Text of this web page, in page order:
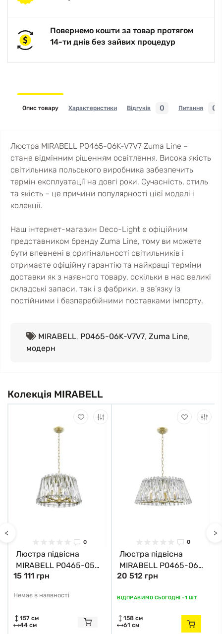
Повернемо кошти за товар протягом
14-ти днів без зайвих процедур
Опис товару Характеристики Відгуків 0 Питання 0
Люстра MIRABELL P0465-06K-V7V7 Zuma Line –
стане відмінним рішенням освітлення. Висока якість
світильника польського виробника забезпечить
термін експлуатації на довгі роки. Сучасність, стиль
та якість – це причини популярності цієї моделі і
колекції.
Наш інтернет-магазин Deco-Light є офіційним
представником бренду Zuma Line, тому ви можете
бути впевнені в оригінальності світильників і
отримаєте офіційну гарантію та найкращі терміни
доставки як з наявного товару, оскільки в нас великі
складські запаси, так і з фабрики, в зв’язку із
постійними і безперебійними поставками імпорту.
MIRABELL, P0465-06K-V7V7, Zuma Line,
модерн
Колекція MIRABELL
<
0
Люстра підвісна
MIRABELL P0465-05K-
V7V7 Zuma Line
15 111 грн
Немає в наявності
157 см
44 см
0
Люстра підвісна
MIRABELL P0465-06K-
V7V7 Zuma Line
20 512 грн
ВІДПРАВИМО СЬОГОДНІ -1 ШТ
158 см
61 см
>